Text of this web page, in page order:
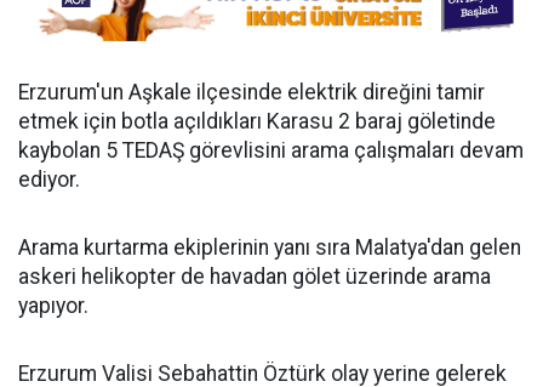
Erzurum'un Aşkale ilçesinde elektrik direğini tamir
etmek için botla açıldıkları Karasu 2 baraj göletinde
kaybolan 5 TEDAŞ görevlisini arama çalışmaları devam
ediyor.
Arama kurtarma ekiplerinin yanı sıra Malatya'dan gelen
askeri helikopter de havadan gölet üzerinde arama
yapıyor.
Erzurum Valisi Sebahattin Öztürk olay yerine gelerek